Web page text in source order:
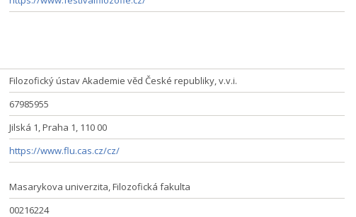
Filozofický ústav Akademie věd České republiky, v.v.i.
67985955
Jilská 1, Praha 1, 110 00
https://www.flu.cas.cz/cz/
Masarykova univerzita, Filozofická fakulta
00216224